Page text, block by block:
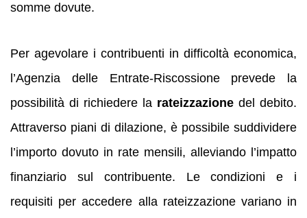
somme dovute.
Per agevolare i contribuenti in difficoltà economica,
l’Agenzia delle Entrate-Riscossione prevede la
possibilità di richiedere la rateizzazione del debito.
Attraverso piani di dilazione, è possibile suddividere
l’importo dovuto in rate mensili, alleviando l’impatto
finanziario sul contribuente. Le condizioni e i
requisiti per accedere alla rateizzazione variano in